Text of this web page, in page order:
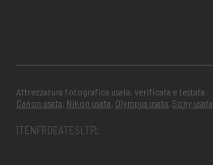
Attrezzatura fotografica usata, verificata e testata:
Canon usata, Nikon usata, Olympus usata, Sony usata
ITENFRDEATESLTPL